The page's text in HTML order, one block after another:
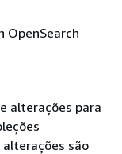
OpenSearch
alterações para
são